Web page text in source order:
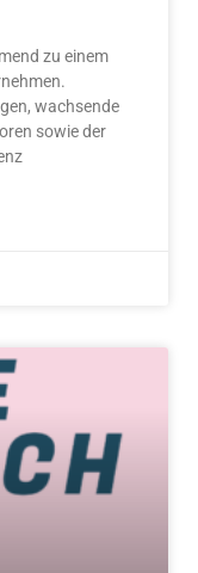
zu einem
wachsende
sowie der